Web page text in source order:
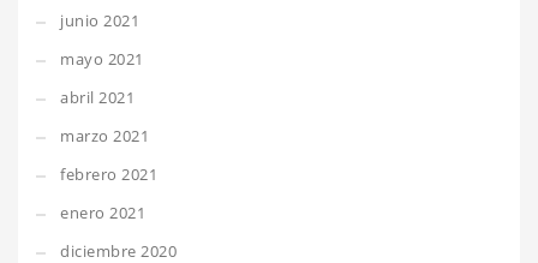
junio 2021
mayo 2021
abril 2021
marzo 2021
febrero 2021
enero 2021
diciembre 2020